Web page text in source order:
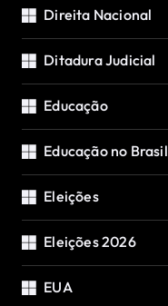
Direita Nacional
Ditadura Judicial
Educação
Educação no Brasil
Eleições
Eleições 2026
EUA